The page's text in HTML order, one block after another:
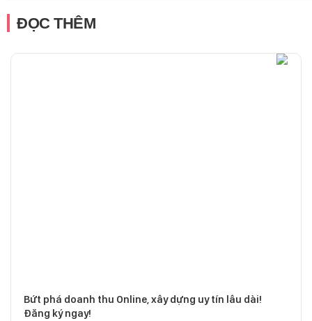
ĐỌC THÊM
Bứt phá doanh thu Online, xây dựng uy tín lâu dài!
Đăng ký ngay!